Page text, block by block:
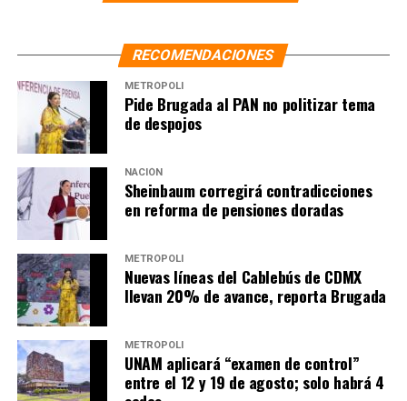
RECOMENDACIONES
METRÓPOLI
Pide Brugada al PAN no politizar tema
de despojos
NACIÓN
Sheinbaum corregirá contradicciones
en reforma de pensiones doradas
METRÓPOLI
Nuevas líneas del Cablebús de CDMX
llevan 20% de avance, reporta Brugada
METRÓPOLI
UNAM aplicará “examen de control”
entre el 12 y 19 de agosto; solo habrá 4